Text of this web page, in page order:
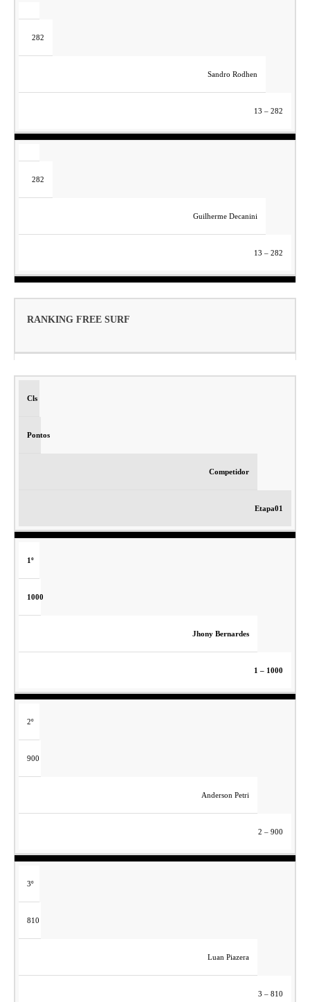
282
Sandro Rodhen
13 – 282
282
Guilherme Decanini
13 – 282
RANKING FREE SURF
Cls
Pontos
Competidor
Etapa01
1º
1000
Jhony Bernardes
1 – 1000
2º
900
Anderson Petri
2 – 900
3º
810
Luan Piazera
3 – 810